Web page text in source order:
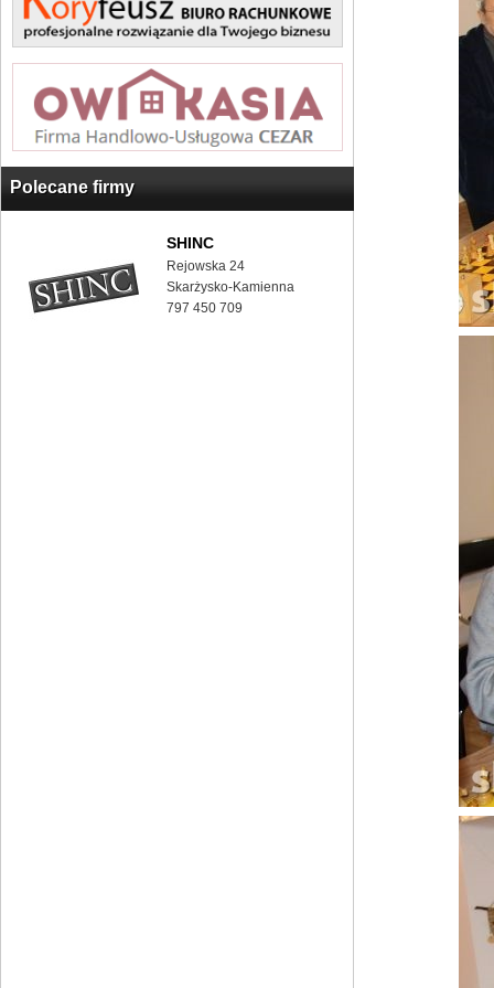
Polecane firmy
SHINC
Rejowska 24
Skarżysko-Kamienna
797 450 709